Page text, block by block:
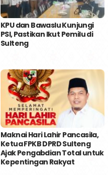
KPU dan Bawaslu Kunjungi
PSI, Pastikan Ikut Pemilu di
Sulteng
Maknai Hari Lahir Pancasila,
Ketua FPKB DPRD Sulteng
Ajak Pengabdian Total untuk
Kepentingan Rakyat